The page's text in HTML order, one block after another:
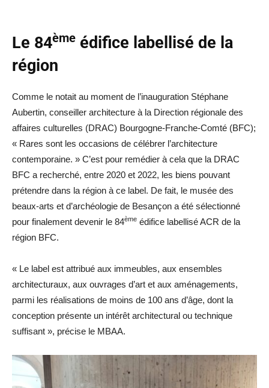
Le 84ème édifice labellisé de la
région
Comme le notait au moment de l’inauguration Stéphane
Aubertin, conseiller architecture à la Direction régionale des
affaires culturelles (DRAC) Bourgogne-Franche-Comté (BFC);
« Rares sont les occasions de célébrer l’architecture
contemporaine. » C’est pour remédier à cela que la DRAC
BFC a recherché, entre 2020 et 2022, les biens pouvant
prétendre dans la région à ce label. De fait, le musée des
beaux-arts et d’archéologie de Besançon a été sélectionné
pour finalement devenir le 84ème édifice labellisé ACR de la
région BFC.
« Le label est attribué aux immeubles, aux ensembles
architecturaux, aux ouvrages d’art et aux aménagements,
parmi les réalisations de moins de 100 ans d’âge, dont la
conception présente un intérêt architectural ou technique
suffisant », précise le MBAA.